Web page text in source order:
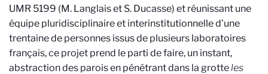
UMR 5199 (M. Langlais et S. Ducasse) et réunissant une
équipe pluridisciplinaire et interinstitutionnelle d’une
trentaine de personnes issus de plusieurs laboratoires
français, ce projet prend le parti de faire, un instant,
abstraction des parois en pénétrant dans la grotteles